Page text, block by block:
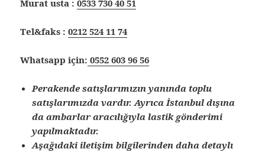
Murat usta :0533 730 40 51
Tel&faks :0212 524 11 74
Whatsapp için: 0552 603 96 56
Perakende satışlarımızın yanında toplu
satışlarımızda vardır. Ayrıca İstanbul dışına
da ambarlar aracılığıyla lastik gönderimi
yapılmaktadır.
Aşağıdaki iletişim bilgilerinden daha detaylı